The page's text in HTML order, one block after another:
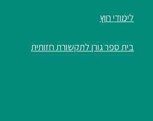
לימודי חוץ
בית ספר גורן לתקשורת חזותית